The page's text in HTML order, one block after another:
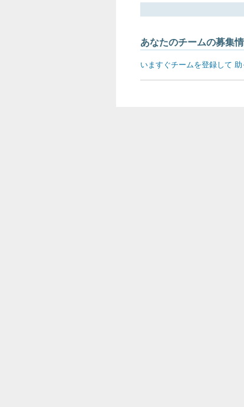
あなたのチームの募集
いますぐチームを登録して